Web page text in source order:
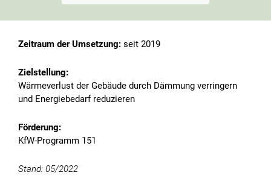
Zeitraum der Umsetzung: seit 2019
Zielstellung:
Wärmeverlust der Gebäude durch Dämmung verringern
und Energiebedarf reduzieren
Förderung:
KfW-Programm 151
Stand: 05/2022